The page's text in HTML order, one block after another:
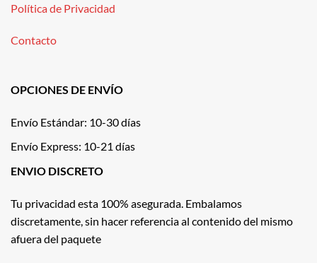
Política de Privacidad
Contacto
OPCIONES DE ENVÍO
Envío Estándar: 10-30 días
Envío Express: 10-21 días
ENVIO DISCRETO
Tu privacidad esta 100% asegurada. Embalamos
discretamente, sin hacer referencia al contenido del mismo
afuera del paquete